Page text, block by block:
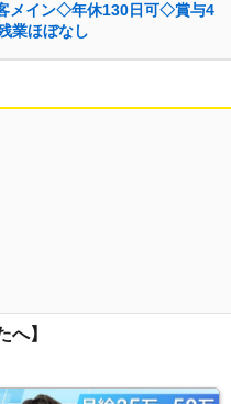
メイン◇年休130日可◇賞与4
業ほぼなし
へ】